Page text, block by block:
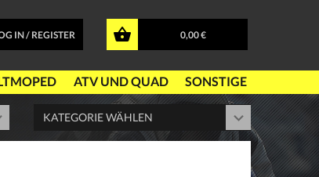
IN / REGISTER 0,00 €
ATV UND QUAD SONSTIGE